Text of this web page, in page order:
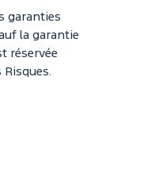
garanties
la garantie
réservée